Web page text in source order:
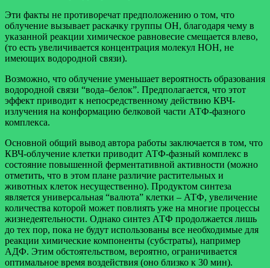
Эти факты не противоречат предположению о том, что
облучение вызывает раскачку группы ОН, благодаря чему в
указанной реакции химическое равновесие смещается влево,
(то есть увеличивается концентрация молекул НОН, не
имеющих водородной связи).
Возможно, что облучение уменьшает вероятность образования
водородной связи “вода–белок”. Предполагается, что этот
эффект приводит к непосредственному действию КВЧ-
излучения на конформацию белковой части АТФ-фазного
комплекса.
Основной общий вывод автора работы заключается в том, что
КВЧ-облучение клетки приводит АТФ-фазный комплекс в
состояние повышенной ферментативной активности (можно
отметить, что в этом плане различие растительных и
животных клеток несущественно). Продуктом синтеза
является универсальная “валюта” клетки – АТФ, увеличение
количества которой может повлиять уже на многие процессы
жизнедеятельности. Однако синтез АТФ продолжается лишь
до тех пор, пока не будут использованы все необходимые для
реакции химические компоненты (субстраты), например
АДФ. Этим обстоятельством, вероятно, ограничивается
оптимальное время воздействия (оно близко к 30 мин).